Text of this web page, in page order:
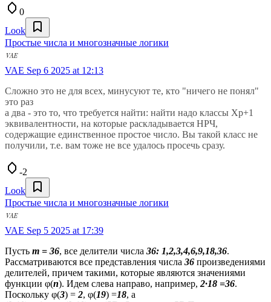
0
Look
Простые числа и многозначные логики
VAE Sep 6 2025 at 12:13
Сложно это не для всех, минусуют те, кто "ничего не понял"
это раз
а два - это то, что требуется найти: найти надо классы Хр+1
эквивалентности, на которые раскладывается НРЧ,
содержащие единственное простое число. Вы такой класс не
получили, т.е. вам тоже не все удалось просечь сразу.
-2
Look
Простые числа и многозначные логики
VAE Sep 5 2025 at 17:39
Пусть m = 36, все делители числа 36: 1,2,3,4,6,9,18,36.
Рассматриваются все представления числа 36 произведениями
делителей, причем такими, которые являются значениями
функции φ(n). Идем слева направо, например, 2∙18 =36.
Поскольку φ(3) = 2, φ(19) =18, а